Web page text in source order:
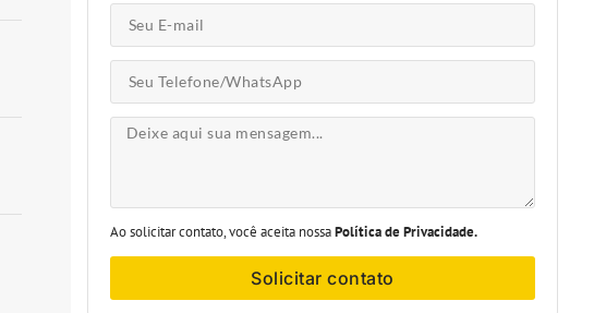
Ao solicitar contato, você aceita nossaPolítica de Privacidade.
Solicitar contato